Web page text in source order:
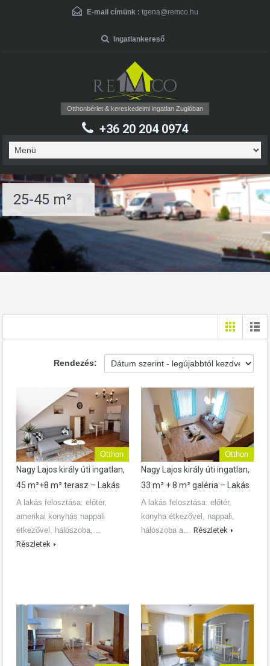
E-mail címünk : tgena@remco.hu
Ingatlankereső
Otthonbérlet & kereskedelmi ingatlan Zuglóban
+36 20 204 0974
25-45 m²
Rendezés:
Otthon
Nagy Lajos király úti ingatlan,
45 m²+8 m² terasz – Lakás
A lakás felosztása: előtér,
amerikai konyhás nappali
étkezővel, hálószoba,…
Részletek
Otthon
Nagy Lajos király úti ingatlan,
33 m² + 8 m² galéria – Lakás
A lakás felosztása: előtér,
konyha étkezővel, nappali,
hálószoba a… Részletek